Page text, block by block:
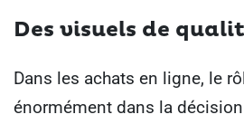
Des visuels de
Dans les achats en ligne, le
énormément dans la décision